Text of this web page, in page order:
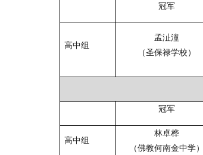
冠军
高中组
孟沚潼
（圣保禄学校）
冠军
高中组
林卓桦
（佛教何南金中学）